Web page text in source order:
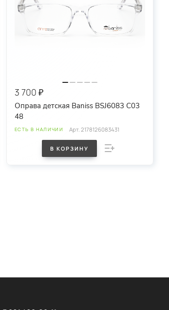
3 700 ₽
Оправа детская Baniss BSJ6083 C03
48
ЕСТЬ В НАЛИЧИИ Арт.2178126083431
В КОРЗИНУ